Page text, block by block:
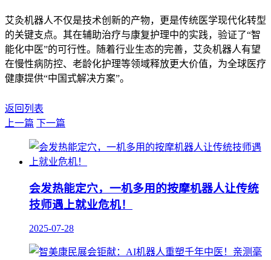
艾灸机器人不仅是技术创新的产物，更是传统医学现代化转型
的关键支点。其在辅助治疗与康复护理中的实践，验证了“智
能化中医”的可行性。随着行业生态的完善，艾灸机器人有望
在慢性病防控、老龄化护理等领域释放更大价值，为全球医疗
健康提供“中国式解决方案”。
返回列表
上一篇 下一篇
会发热能定穴，一机多用的按摩机器人让传统
技师遇上就业危机！
2025-07-28